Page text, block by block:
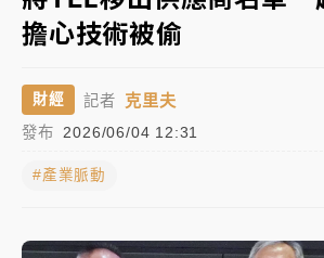
白海豚挾豪雨狂炸新北！時雨量破百
砸落毀車
金控第2季海外曝險破31兆創高 日本
「好事多磨」
至2個月低
▼
擔心技術被偷
財經 記者 克里夫
發布 2026/06/04 12:31
#產業脈動